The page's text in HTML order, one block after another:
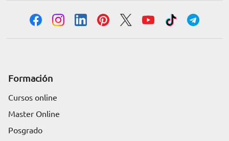
Formación
Cursos online
Master Online
Posgrado